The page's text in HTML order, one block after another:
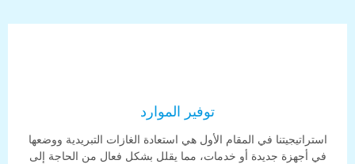
توفير الموارد
استراتيجيتنا في المقام الأول هي استعادة الغازات التبريدية ووضعها
في أجهزة جديدة أو خدمات، مما يقلل بشكل فعال من الحاجة إلى